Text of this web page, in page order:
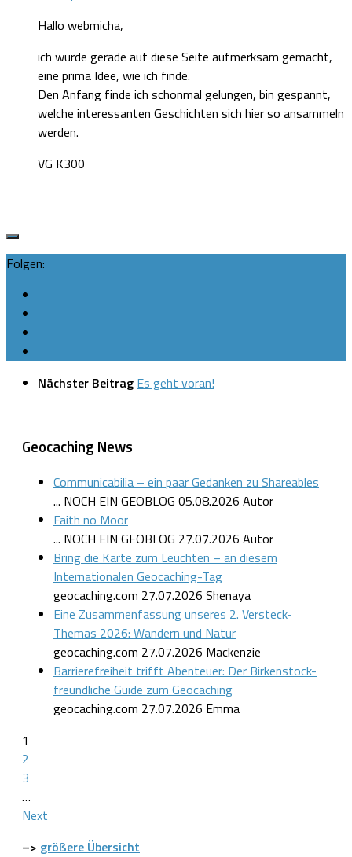
Hallo webmicha,
ich wurde gerade auf diese Seite aufmerksam gemacht,
eine prima Idee, wie ich finde.
Den Anfang finde ich schonmal gelungen, bin gespannt,
welche interessanten Geschichten sich hier so ansammeln
werden.
VG K300
Folgen:
Nächster Beitrag Es geht voran!
Geocaching News
Communicabilia – ein paar Gedanken zu Shareables
... NOCH EIN GEOBLOG 05.08.2026 Autor
Faith no Moor
... NOCH EIN GEOBLOG 27.07.2026 Autor
Bring die Karte zum Leuchten – an diesem
Internationalen Geocaching-Tag
geocaching.com 27.07.2026 Shenaya
Eine Zusammenfassung unseres 2. Versteck-
Themas 2026: Wandern und Natur
geocaching.com 27.07.2026 Mackenzie
Barrierefreiheit trifft Abenteuer: Der Birkenstock-
freundliche Guide zum Geocaching
geocaching.com 27.07.2026 Emma
1
2
3
…
Next
–> größere Übersicht